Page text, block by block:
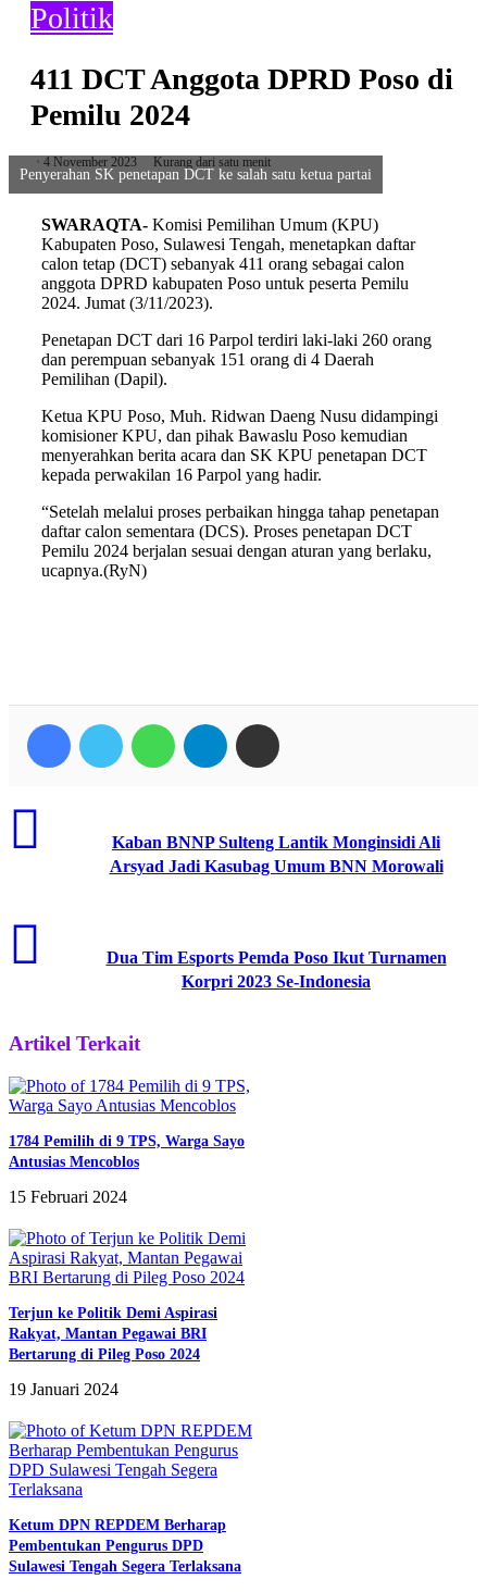
Politik
411 DCT Anggota DPRD Poso di
Pemilu 2024
4 November 2023 Kurang dari satu menit
Penyerahan SK penetapan DCT ke salah satu ketua partai
SWARAQTA- Komisi Pemilihan Umum (KPU)
Kabupaten Poso, Sulawesi Tengah, menetapkan daftar
calon tetap (DCT) sebanyak 411 orang sebagai calon
anggota DPRD kabupaten Poso untuk peserta Pemilu
2024. Jumat (3/11/2023).
Penetapan DCT dari 16 Parpol terdiri laki-laki 260 orang
dan perempuan sebanyak 151 orang di 4 Daerah
Pemilihan (Dapil).
Ketua KPU Poso, Muh. Ridwan Daeng Nusu didampingi
komisioner KPU, dan pihak Bawaslu Poso kemudian
menyerahkan berita acara dan SK KPU penetapan DCT
kepada perwakilan 16 Parpol yang hadir.
“Setelah melalui proses perbaikan hingga tahap penetapan
daftar calon sementara (DCS). Proses penetapan DCT
Pemilu 2024 berjalan sesuai dengan aturan yang berlaku,
ucapnya.(RyN)
FacebookTwitter WhatsAppTelegram
Kaban BNNP Sulteng Lantik Monginsidi Ali
Arsyad Jadi Kasubag Umum BNN Morowali
Dua Tim Esports Pemda Poso Ikut Turnamen
Korpri 2023 Se-Indonesia
Artikel Terkait
1784 Pemilih di 9 TPS, Warga Sayo
Antusias Mencoblos
15 Februari 2024
Terjun ke Politik Demi Aspirasi
Rakyat, Mantan Pegawai BRI
Bertarung di Pileg Poso 2024
19 Januari 2024
Ketum DPN REPDEM Berharap
Pembentukan Pengurus DPD
Sulawesi Tengah Segera Terlaksana